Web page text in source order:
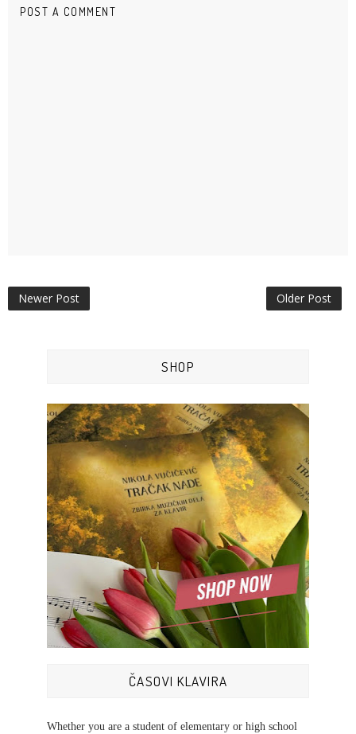
POST A COMMENT
Newer Post Older Post
SHOP
ČASOVI KLAVIRA
Whether you are a student of elementary or high school